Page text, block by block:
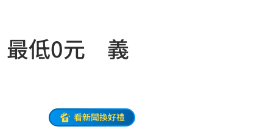
最低0元 義
看新聞換好禮